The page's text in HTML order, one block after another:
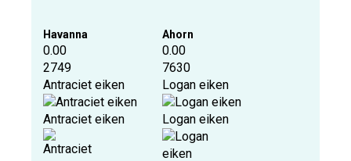
Havanna Ahorn
0.00
2749
Antraciet eiken
Antraciet eiken
0.00
7630
Logan eiken
Logan eiken